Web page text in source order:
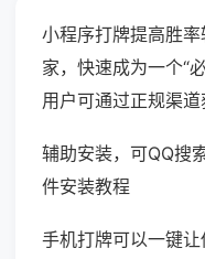
小程序打牌提高胜
家，快速成为一个“
用户可通过正规渠道
辅助安装，可QQ搜
件安装教程
手机打牌可以一键